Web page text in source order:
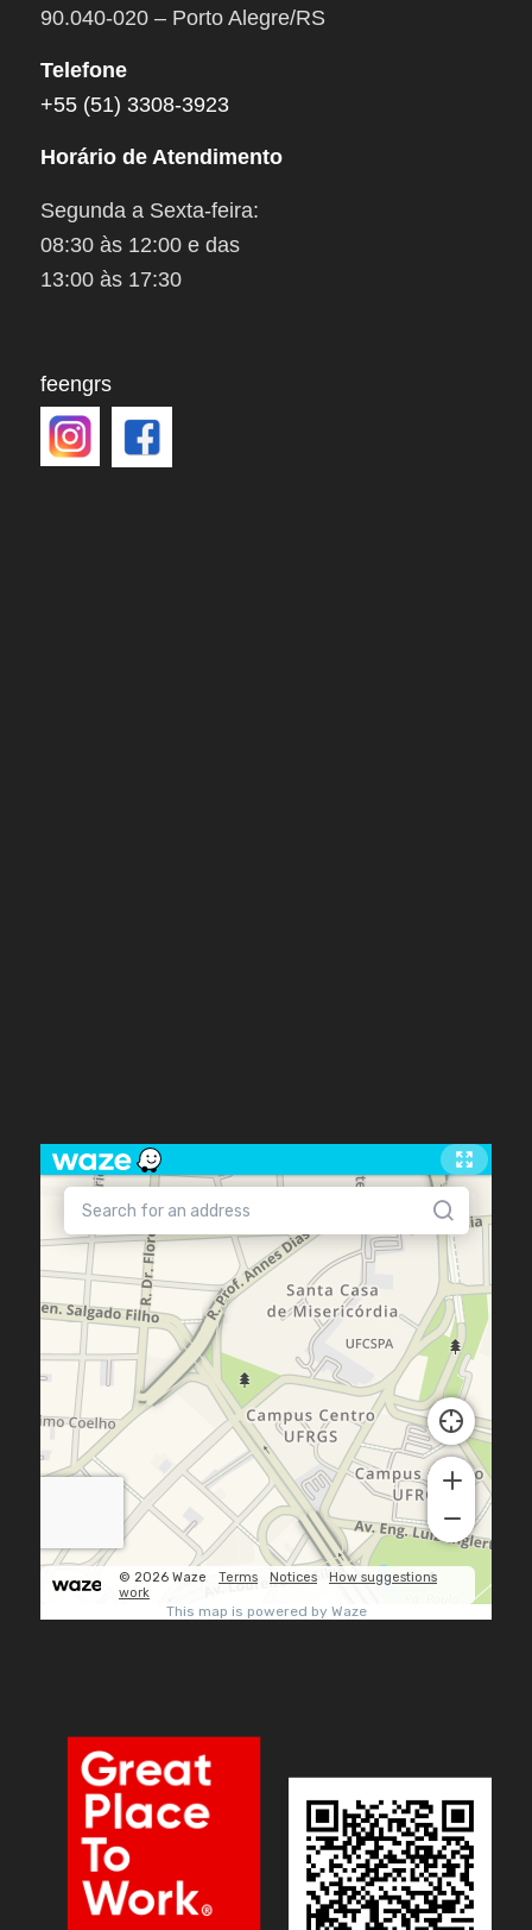
90.040-020 – Porto Alegre/RS
Telefone
+55 (51) 3308-3923
Horário de Atendimento
Segunda a Sexta-feira:
08:30 às 12:00 e das
13:00 às 17:30
feengrs